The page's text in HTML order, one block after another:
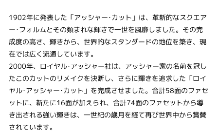
1902年に発表した「アッシャー･カット」は、革新的なスクエア
ー･フォルムとその類まれな輝きで一世を風靡しました。その完
成度の高さ、輝きから、世界的なスタンダードの地位を築き、現
在では広く流通しています。
2000年、ロイヤル･アッシャー社は、アッシャー家の名前を冠し
たこのカットのリメイクを決断し、さらに輝きを追求した「ロイ
ヤル･アッシャー･カット」を完成させました。合計58面のファセ
ットに、新たに16面が加えられ、合計74面のファセットから導
き出される強い輝きは、一世紀の歳月を経て再び世界中から賞賛
されています。